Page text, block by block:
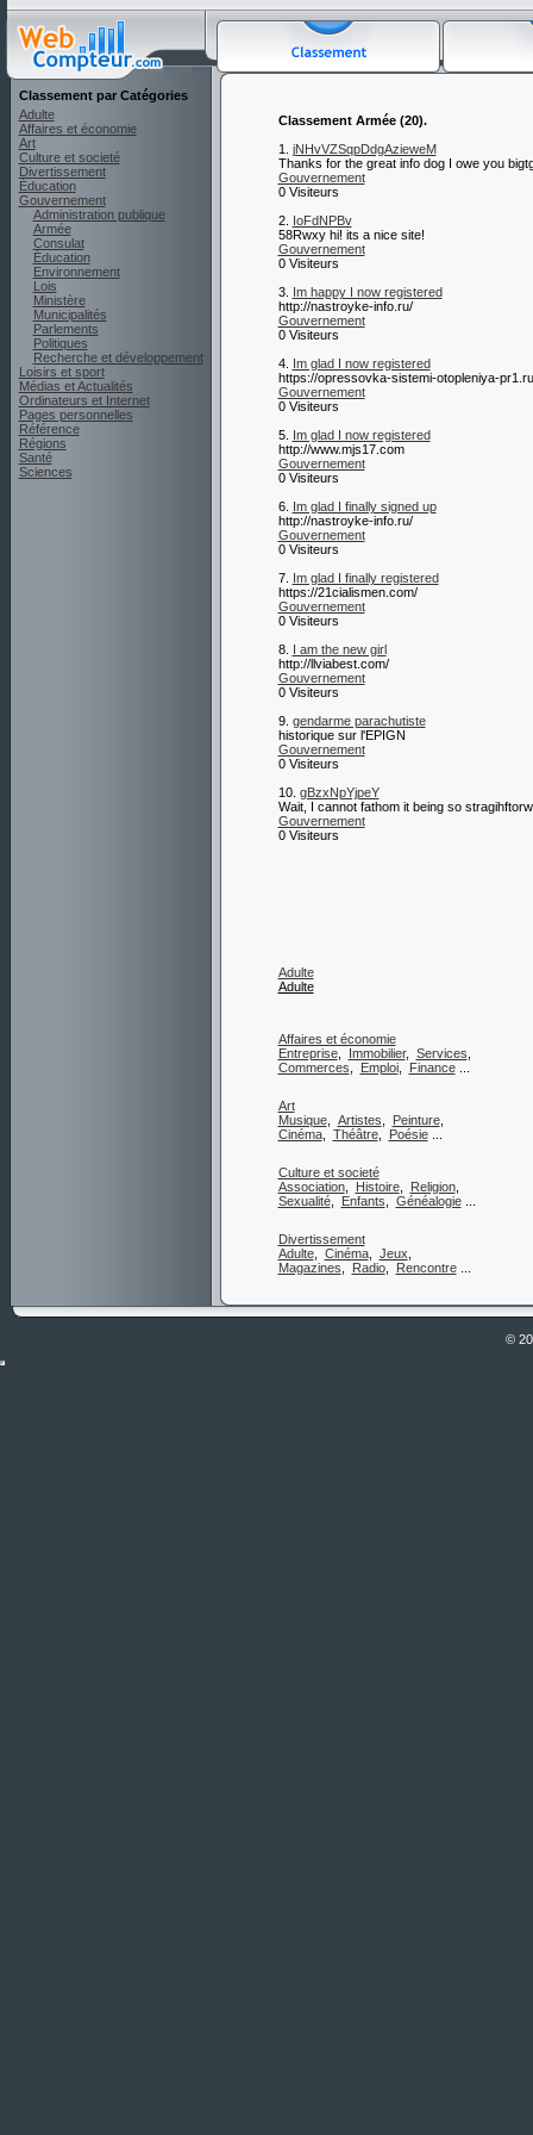
Classement par Catégories
Adulte
Affaires et économie
Art
Culture et societé
Divertissement
Éducation
Gouvernement
Administration publique
Armée
Consulat
Éducation
Environnement
Lois
Ministère
Municipalités
Parlements
Politiques
Recherche et développement
Loisirs et sport
Médias et Actualités
Ordinateurs et Internet
Pages personnelles
Référence
Régions
Santé
Sciences
Classement Armée (20).
1. jNHvVZSqpDdgAzieweM
Thanks for the great info dog I owe you
Gouvernement
0 Visiteurs
2. IoFdNPBv
58Rwxy hi! its a nice site!
Gouvernement
0 Visiteurs
3. Im happy I now registered
http://nastroyke-info.ru/
Gouvernement
0 Visiteurs
4. Im glad I now registered
https://opressovka-sistemi-otopleniya-
Gouvernement
0 Visiteurs
5. Im glad I now registered
http://www.mjs17.com
Gouvernement
0 Visiteurs
6. Im glad I finally signed up
http://nastroyke-info.ru/
Gouvernement
0 Visiteurs
7. Im glad I finally registered
https://21cialismen.com/
Gouvernement
0 Visiteurs
8. I am the new girl
http://llviabest.com/
Gouvernement
0 Visiteurs
9. gendarme parachutiste
historique sur l'EPIGN
Gouvernement
0 Visiteurs
10. gBzxNpYjpeY
Wait, I cannot fathom it being so
Gouvernement
0 Visiteurs
Adulte
Adulte
Affaires et économie
Entreprise, Immobilier, Services
Commerces
Emploi, Finance...
Art
Musique, Artistes Peinture,
Cinéma, Théâtre, Poésie...
Culture et societé
Association, Histoire, Religion,
Sexualité, Enfants Généalogie...
Divertissement
Adulte, Cinéma, Jeux
Magazines
Radio, Rencontre...
©